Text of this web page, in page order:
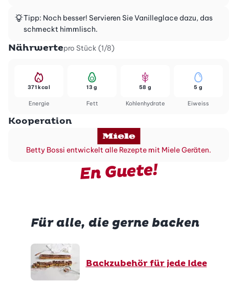
Tipp: Noch besser! Servieren Sie Vanilleglace dazu, das
schmeckt himmlisch.
Nährwertepro Stück (1/8)
Energie
371 kcal
Fett
13 g
Kohlenhydrate
58 g
Eiweiss
5 g
Kooperation
Betty Bossi entwickelt alle Rezepte mit Miele Geräten.
En Guete!
Für alle, die gerne backen
Backzubehör für jede Idee